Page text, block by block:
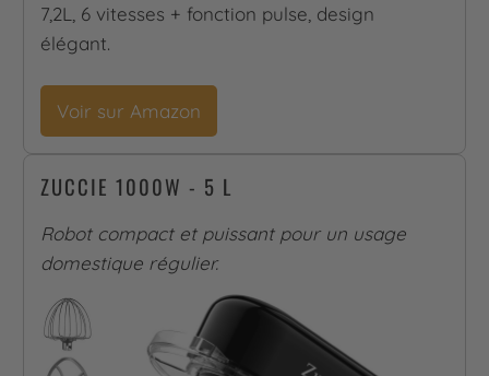
7,2L, 6 vitesses + fonction pulse, design
élégant.
Voir sur Amazon
ZUCCIE 1000W - 5 L
Robot compact et puissant pour un usage
domestique régulier.